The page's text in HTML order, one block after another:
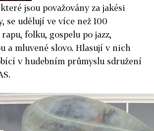
jsou považovány za jakési
se udělují ve více než 100
folku, gospelu po jazz,
a mluvené slovo. Hlasují v nich
v hudebním průmyslu sdružení